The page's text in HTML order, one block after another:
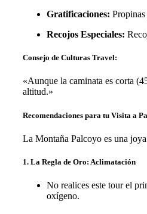
Gratificaciones:
Recojos Especiales:
Consejo de Culturas Travel:
«Aunque la caminata es corta
altitud.»
Recomendaciones para tu Visita a
La Montaña Palcoyo es una
1. La Regla de Oro: Aclimatación
No realices este tour el
oxígeno.